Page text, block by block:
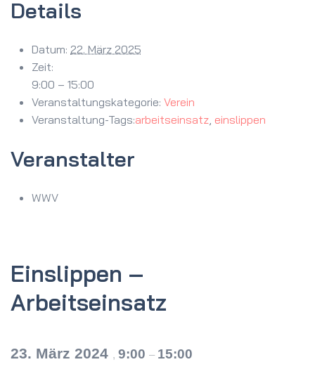
Details
Datum: 22. März 2025
Zeit:
9:00 – 15:00
Veranstaltungskategorie: Verein
Veranstaltung-Tags:arbeitseinsatz, einslippen
Veranstalter
WWV
Einslippen –
Arbeitseinsatz
23. März 2024 , 9:00 – 15:00